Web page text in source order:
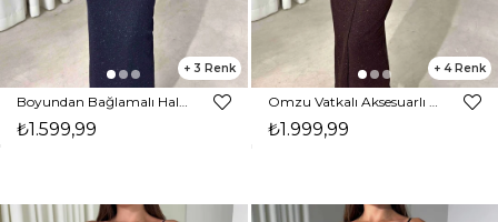
3
Boyundan Bağlamalı Halter Yaka Parıltılı Maxi Boy Lacivert Kaley Kadın Elbise 26Y450
₺1.599,99
4
Omzu Vatkalı Aksesuarlı Midi Boy Parıltılı Kahverengi Nora Kadın Elbise 26Y472
₺1.999,99